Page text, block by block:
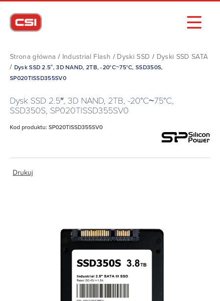
Strona główna / Industrial Flash / Dyski SSD / Dyski SSD SATA
/ Dysk SSD 2.5″, 3D NAND, 2TB, -20°C~75°C, SSD350S,
SP020TISSD355SV0
Dysk SSD 2.5″, 3D NAND, 2TB, -20°C~75°C,
SSD350S, SP020TISSD355SV0
Kod produktu: SP020TISSD355SV0
Drukuj